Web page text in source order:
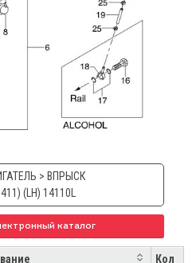
> ВПРЫСК
(LH) 14110L
каталог
Кол